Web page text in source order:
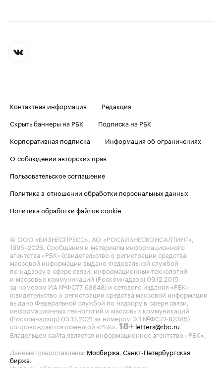
Контактная информация
Редакция
Скрыть баннеры на РБК
Подписка на РБК
Корпоративная подписка
Информация об ограничениях
О соблюдении авторских прав
Пользовательское соглашение
Политика в отношении обработки персональных данных
Политика обработки файлов cookie
© ООО «БИЗНЕСПРЕСС», АО «РОСБИЗНЕСКОНСАЛТИНГ»,
1995–2026. Сообщения и материалы информационного
агентства «РБК» (свидетельство о регистрации средства
массовой информации выдано Федеральной службой
по надзору в сфере связи, информационных технологий
и массовых коммуникаций (Роскомнадзор) 09.12.2015
за номером ИА №ФС77-63848) и сетевого издания «РБК»
(свидетельство о регистрации средства массовой информации
выдано Федеральной службой по надзору в сфере связи,
информационных технологий и массовых коммуникаций
(Роскомнадзор) 03.12.2021 за номером ЭЛ №ФС77-82385)
сопровождаются пометкой «РБК». 18+ letters@rbc.ru
Владельцем сайта является информационное агентство «РБК».
Данные предоставлены: Мосбиржа, Санкт-Петербургская
биржа.